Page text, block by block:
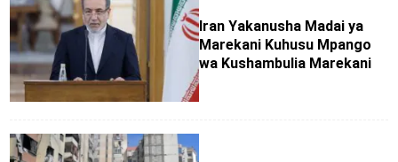
Iran Yakanusha Madai ya
Marekani Kuhusu Mpango
wa Kushambulia Marekani